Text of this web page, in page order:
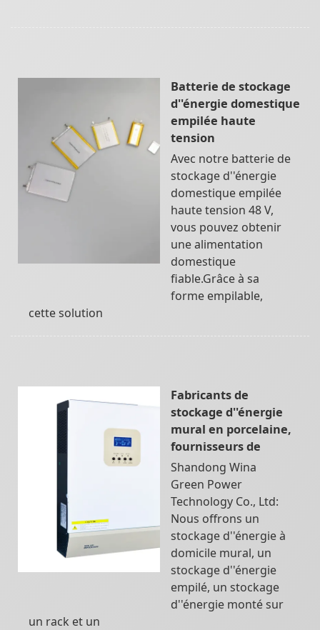
Batterie de stockage
d''énergie domestique
empilée haute
tension
Avec notre batterie de
stockage d''énergie
domestique empilée
haute tension 48 V,
vous pouvez obtenir
une alimentation
domestique
fiable.Grâce à sa
forme empilable,
cette solution
Fabricants de
stockage d''énergie
mural en porcelaine,
fournisseurs de
Shandong Wina
Green Power
Technology Co., Ltd:
Nous offrons un
stockage d''énergie à
domicile mural, un
stockage d''énergie
empilé, un stockage
d''énergie monté sur
un rack et un